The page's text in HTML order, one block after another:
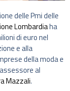
delle Pmi delle
Lombardiaha
di euro nel
e alla
della moda e
al
Mazzali.